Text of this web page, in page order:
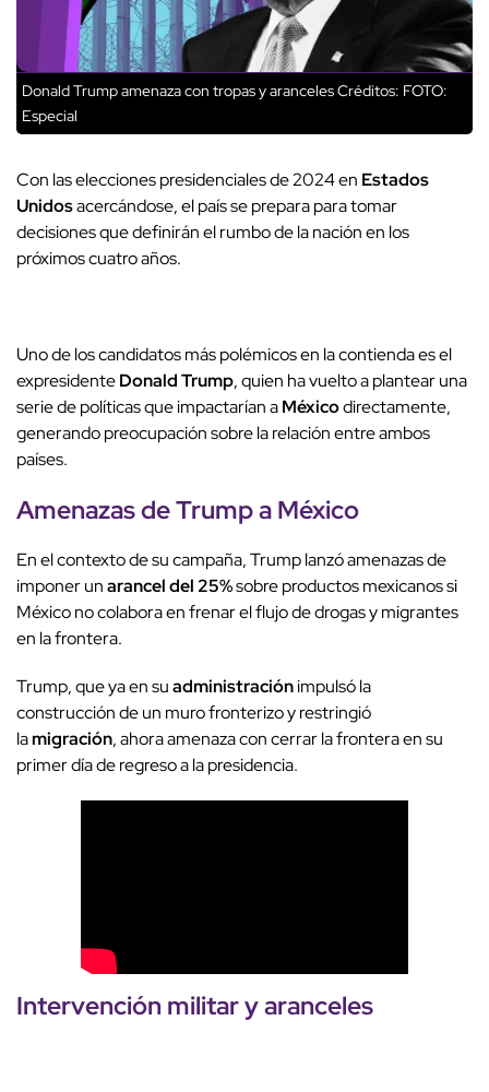
Donald Trump amenaza con tropas y arancelesCréditos: FOTO:
Especial
Con las elecciones presidenciales de 2024 en Estados
Unidosacercándose, el país se prepara para tomar
decisiones que definirán el rumbo de la nación en los
próximos cuatro años.
Uno de los candidatos más polémicos en la contienda es el
expresidenteDonald Trump, quien ha vuelto a plantear una
serie de políticas que impactarían aMéxicodirectamente,
generando preocupación sobre la relación entre ambos
países.
Amenazas deTrumpa México
En el contexto de su campaña, Trump lanzó amenazas de
imponer unarancel del 25%sobre productos mexicanos si
México no colabora en frenar el flujo de drogas y migrantes
en la frontera.
Trump, que ya en suadministraciónimpulsó la
construcción de un muro fronterizo y restringió
lamigración, ahora amenaza con cerrar la frontera en su
primer día de regreso a la presidencia.
Intervención militaryaranceles